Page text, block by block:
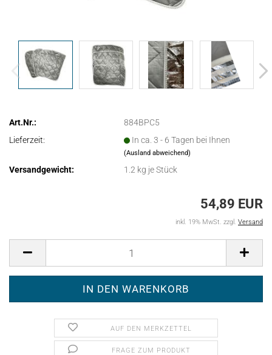
Art.Nr.:
884BPC5
Lieferzeit:
In ca. 3 - 6 Tagen bei Ihnen
(Ausland abweichend)
Versandgewicht: 1.2 kg je Stück
54,89 EUR
inkl. 19% MwSt. zzgl. Versand
AUF DEN MERKZETTEL
FRAGE ZUM PRODUKT